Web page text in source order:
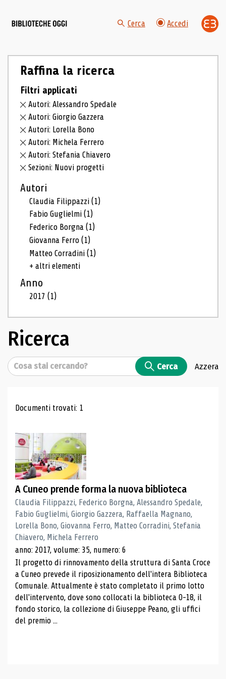
Cerca Accedi
Raffina la ricerca
Filtri applicati
Autori: Alessandro Spedale
Autori: Giorgio Gazzera
Autori: Lorella Bono
Autori: Michela Ferrero
Autori: Stefania Chiavero
Sezioni: Nuovi progetti
Autori
Claudia Filippazzi(1)
Fabio Guglielmi(1)
Federico Borgna(1)
Giovanna Ferro(1)
Matteo Corradini(1)
+ altri elementi
Anno
2017(1)
Ricerca
Cerca Cerca Azzera
Risultati di ricerca
Documenti trovati: 1
A Cuneo prende forma la nuova biblioteca
Claudia Filippazzi, Federico Borgna, Alessandro Spedale,
Fabio Guglielmi, Giorgio Gazzera, Raffaella Magnano,
Lorella Bono, Giovanna Ferro, Matteo Corradini, Stefania
Chiavero, Michela Ferrero
anno: 2017, volume: 35, numero: 6
Il progetto di rinnovamento della struttura di Santa Croce
a Cuneo prevede il riposizionamento dell'intera Biblioteca
Comunale. Attualmente è stato completato il primo lotto
dell'intervento, dove sono collocati la biblioteca 0-18, il
fondo storico, la collezione di Giuseppe Peano, gli uffici
del premio ...